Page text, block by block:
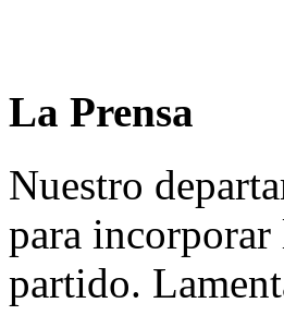
La Prensa
Nuestro
para incorporar
partido.